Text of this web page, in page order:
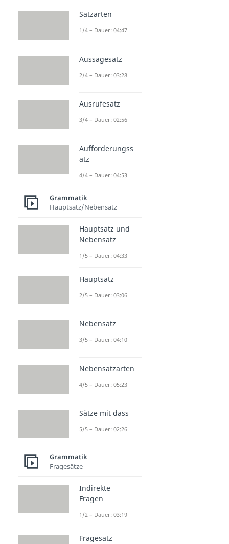
Satzarten
1/4 – Dauer: 04:47
Aussagesatz
2/4 – Dauer: 03:28
Ausrufesatz
3/4 – Dauer: 02:56
Aufforderungss
atz
4/4 – Dauer: 04:53
Grammatik
Hauptsatz/Nebensatz
Hauptsatz und
Nebensatz
1/5 – Dauer: 04:33
Hauptsatz
2/5 – Dauer: 03:06
Nebensatz
3/5 – Dauer: 04:10
Nebensatzarten
4/5 – Dauer: 05:23
Sätze mit dass
5/5 – Dauer: 02:26
Grammatik
Fragesätze
Indirekte
Fragen
1/2 – Dauer: 03:19
Fragesatz